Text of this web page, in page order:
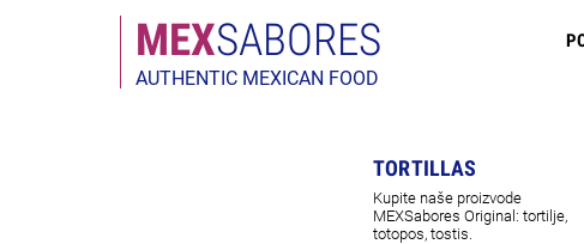
MEXSABORES
AUTHENTIC MEXICAN FOOD
TORTILLAS
Kupite naše proizvode
MEXSabores Original: tortilje,
totopos, tostis.